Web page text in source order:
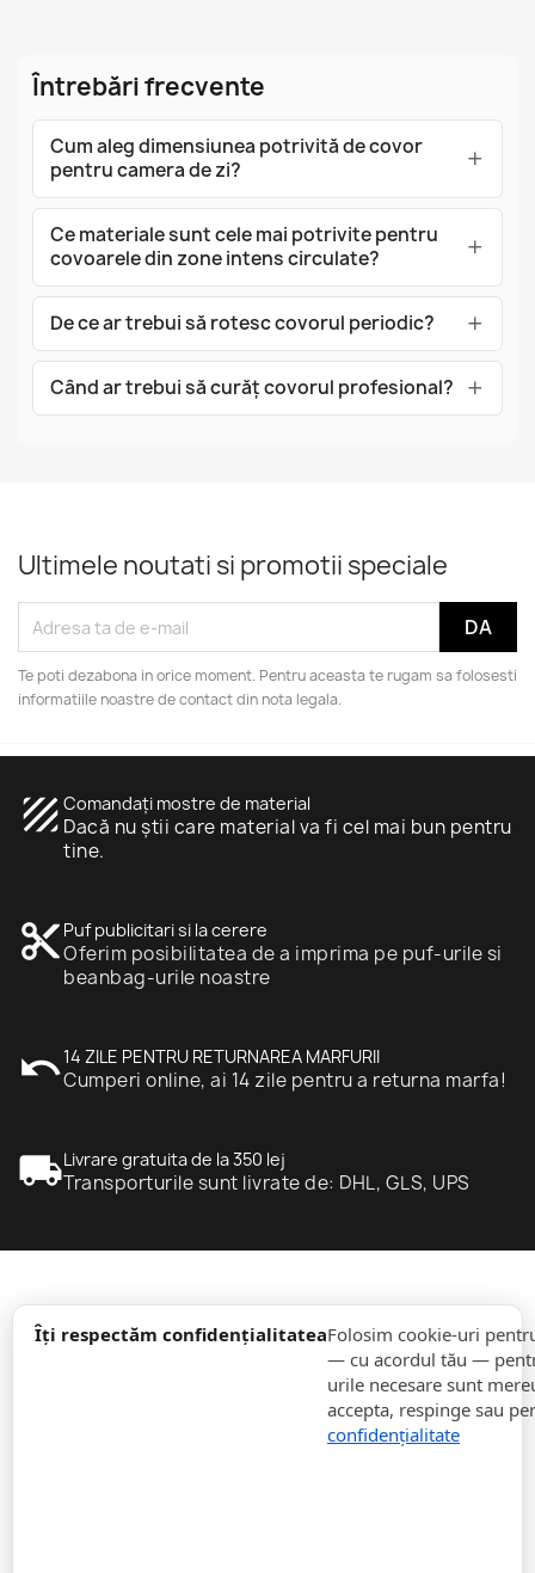
Îți respectăm confidențialitateaFolosim cookie-uri
— cu acordul tău —
urile necesare sunt
accepta, respinge sau
confidențialitate
Întrebări frecvente
Cum aleg dimensiunea potrivită de covor
pentru camera de zi?
Ce materiale sunt cele mai potrivite pentru
covoarele din zone intens circulate?
De ce ar trebui să rotesc covorul periodic?
Când ar trebui să curăț covorul profesional?
Ultimele noutati si promotii speciale
Te poti dezabona in orice moment. Pentru aceasta te rugam sa folosesti
informatiile noastre de contact din nota legala.
texture Comandați mostre de material
Dacă nu știi care material va fi cel mai bun pentru
tine.
content_cut Puf publicitari si la cerere
Oferim posibilitatea de a imprima pe puf-urile si
beanbag-urile noastre
undo14 ZILE PENTRU RETURNAREA MARFURII
Cumperi online, ai 14 zile pentru a returna marfa!
local_shippingLivrare gratuita de la 350 lej
Transporturile sunt livrate de: DHL, GLS, UPS
informație
expand_more